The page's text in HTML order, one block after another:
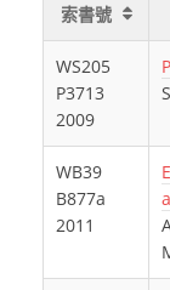
索書號
WS205
P3713
2009
WB39
B877a
2011